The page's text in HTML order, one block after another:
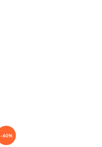
-60%